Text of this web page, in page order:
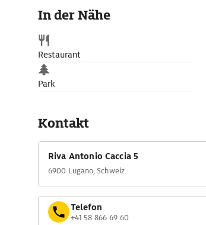
In der Nähe
Restaurant
Park
Kontakt
Riva Antonio Caccia 5
6900 Lugano, Schweiz
Telefon
+41 58 866 69 60